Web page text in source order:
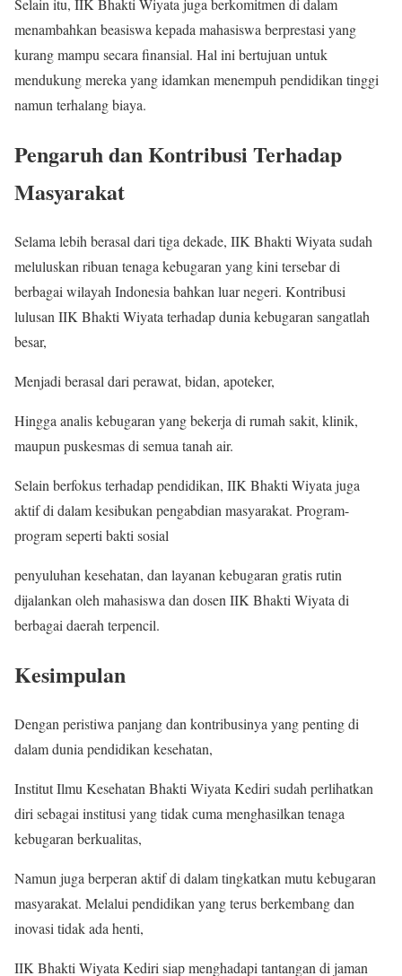
Selain itu, IIK Bhakti Wiyata juga berkomitmen di dalam
menambahkan beasiswa kepada mahasiswa berprestasi yang
kurang mampu secara finansial. Hal ini bertujuan untuk
mendukung mereka yang idamkan menempuh pendidikan tinggi
namun terhalang biaya.
Pengaruh dan Kontribusi Terhadap
Masyarakat
Selama lebih berasal dari tiga dekade, IIK Bhakti Wiyata sudah
meluluskan ribuan tenaga kebugaran yang kini tersebar di
berbagai wilayah Indonesia bahkan luar negeri. Kontribusi
lulusan IIK Bhakti Wiyata terhadap dunia kebugaran sangatlah
besar,
Menjadi berasal dari perawat, bidan, apoteker,
Hingga analis kebugaran yang bekerja di rumah sakit, klinik,
maupun puskesmas di semua tanah air.
Selain berfokus terhadap pendidikan, IIK Bhakti Wiyata juga
aktif di dalam kesibukan pengabdian masyarakat. Program-
program seperti bakti sosial
penyuluhan kesehatan, dan layanan kebugaran gratis rutin
dijalankan oleh mahasiswa dan dosen IIK Bhakti Wiyata di
berbagai daerah terpencil.
Kesimpulan
Dengan peristiwa panjang dan kontribusinya yang penting di
dalam dunia pendidikan kesehatan,
Institut Ilmu Kesehatan Bhakti Wiyata Kediri sudah perlihatkan
diri sebagai institusi yang tidak cuma menghasilkan tenaga
kebugaran berkualitas,
Namun juga berperan aktif di dalam tingkatkan mutu kebugaran
masyarakat. Melalui pendidikan yang terus berkembang dan
inovasi tidak ada henti,
IIK Bhakti Wiyata Kediri siap menghadapi tantangan di jaman